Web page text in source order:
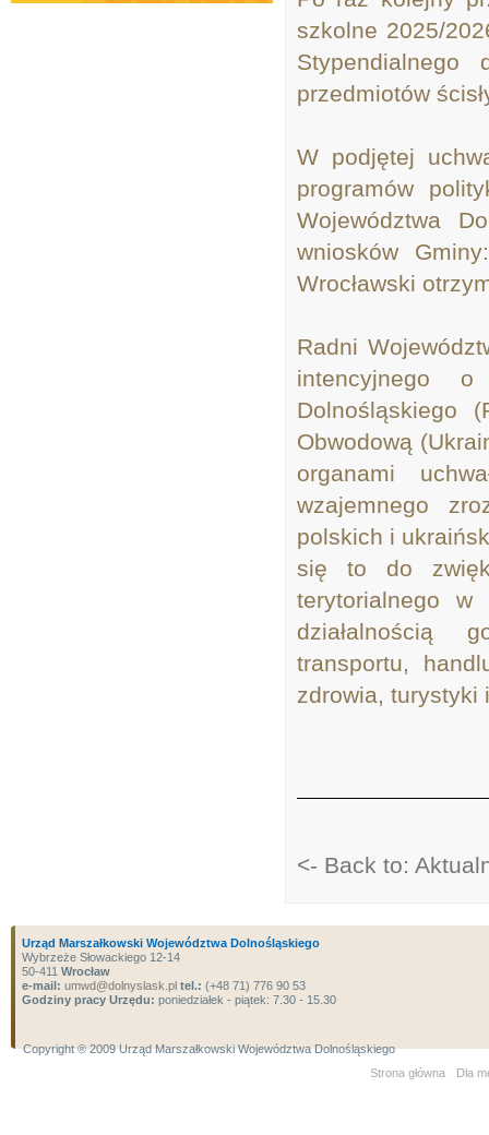
szkolne 2025/
przedmiotów
W podjętej
programów
Województwa
wniosków
Wrocławski
Radni
intencyjnego o
Dolnośląskiego
Obwodową
organami
wzajemnego
polskich i
się to do
terytorialnego w
działalnością
transportu,
zdrowia, turystyki
<- Back to:
Urząd Marszałkowski Województwa Dolnośląskiego
Wybrzeże Słowackiego 12-14
50-411 Wrocław
e-mail: umwd@dolnyslask.pl tel.: (+48 71) 776 90 53
Godziny pracy Urzędu: poniedziałek - piątek: 7.30 - 15.30
Copyright ® 2009 Urząd Marszałkowski Województwa Dolnośląskiego
Strona główna
Dla